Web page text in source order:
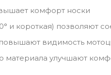
комфорт носки
короткая) позволяют
видимость
материала улучшают